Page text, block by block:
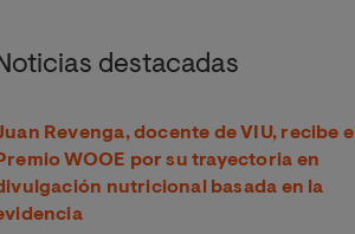
destacadas
Revenga, docente de VIU, recibe el
WOOE por su trayectoria en
nutricional basada en la